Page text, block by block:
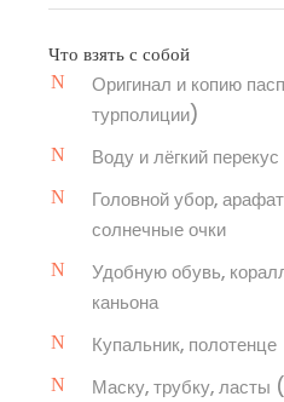
Что взять с собой
Оригинал и копию
турполиции)
Воду и лёгкий перекус
Головной убор,
солнечные очки
Удобную обувь,
каньона
Купальник, полотенце
Маску, трубку, ласты